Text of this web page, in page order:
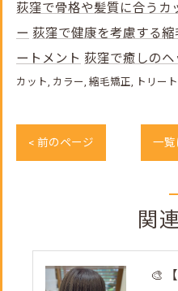
荻窪で骨格や髪質に合うカ
ー 荻窪で健康を考慮する縮
ートメント 荻窪で癒しの
カット カラー 縮毛矯正 トリー
< 前のページ 一覧
関